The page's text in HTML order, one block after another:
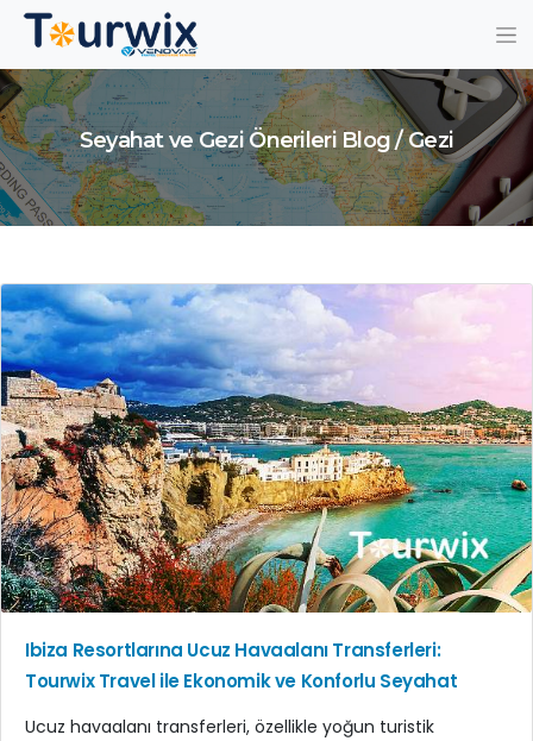
Seyahat ve Gezi Önerileri Blog / Gezi
Ibiza Resortlarına Ucuz Havaalanı Transferleri:
Tourwix Travel ile Ekonomik ve Konforlu Seyahat
Ucuz havaalanı transferleri, özellikle yoğun turistik